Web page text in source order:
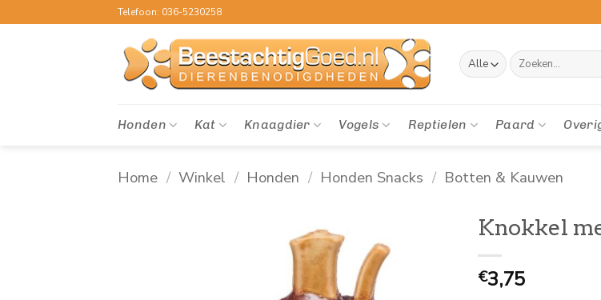
naar
Telefoon: 036-5230258
Zoeken
naar:
Honden Kat Knaagdier Vogels Reptielen Paard
Home / Winkel / Honden / Honden Snacks / Botten & Kauwen
Knokkel
€3,75